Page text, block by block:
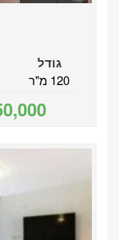
גודל
120 מ"ר